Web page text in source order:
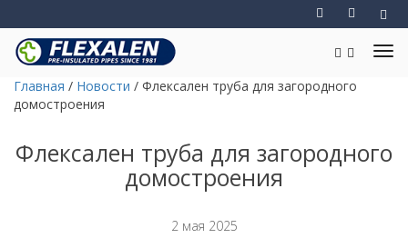
Главная / Новости / Флексален труба для загородного
домостроения
Флексален труба для загородного
домостроения
2 мая 2025